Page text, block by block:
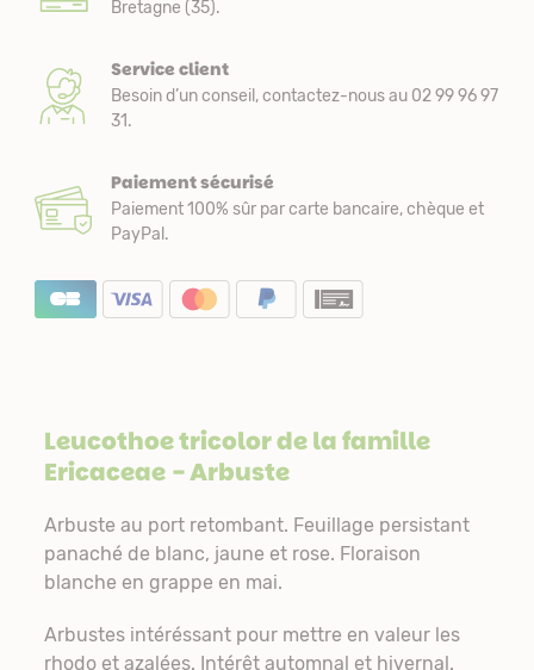
Bretagne (35).
Service client
Besoin d’un conseil, contactez-nous au 02 99 96 97
31.
Paiement sécurisé
Paiement 100% sûr par carte bancaire, chèque et
PayPal.
Leucothoe tricolor de la famille
Ericaceae- Arbuste
Arbuste au port retombant. Feuillage persistant
panaché de blanc, jaune et rose. Floraison
blanche en grappe en mai.
Arbustes intéréssant pour mettre en valeur les
rhodo et azalées. Intérêt automnal et hivernal.